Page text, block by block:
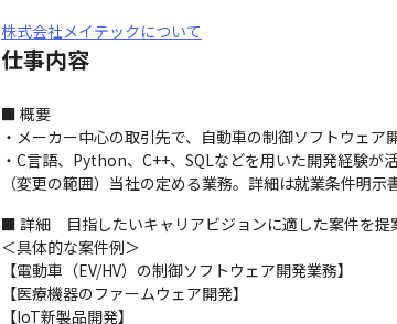
株式会社メイテックについて
仕事内容
■ 概要
・メーカー中心の取引先で、自動車の制御ソフトウェ
・C言語、Python、C++、SQLなどを用いた開発経験が
（変更の範囲）当社の定める業務。詳細は就業条件明示
■ 詳細　目指したいキャリアビジョンに適した案件を提
＜具体的な案件例＞
【電動車（EV/HV）の制御ソフトウェア開発業務】
【医療機器のファームウェア開発】
【IoT新製品開発】